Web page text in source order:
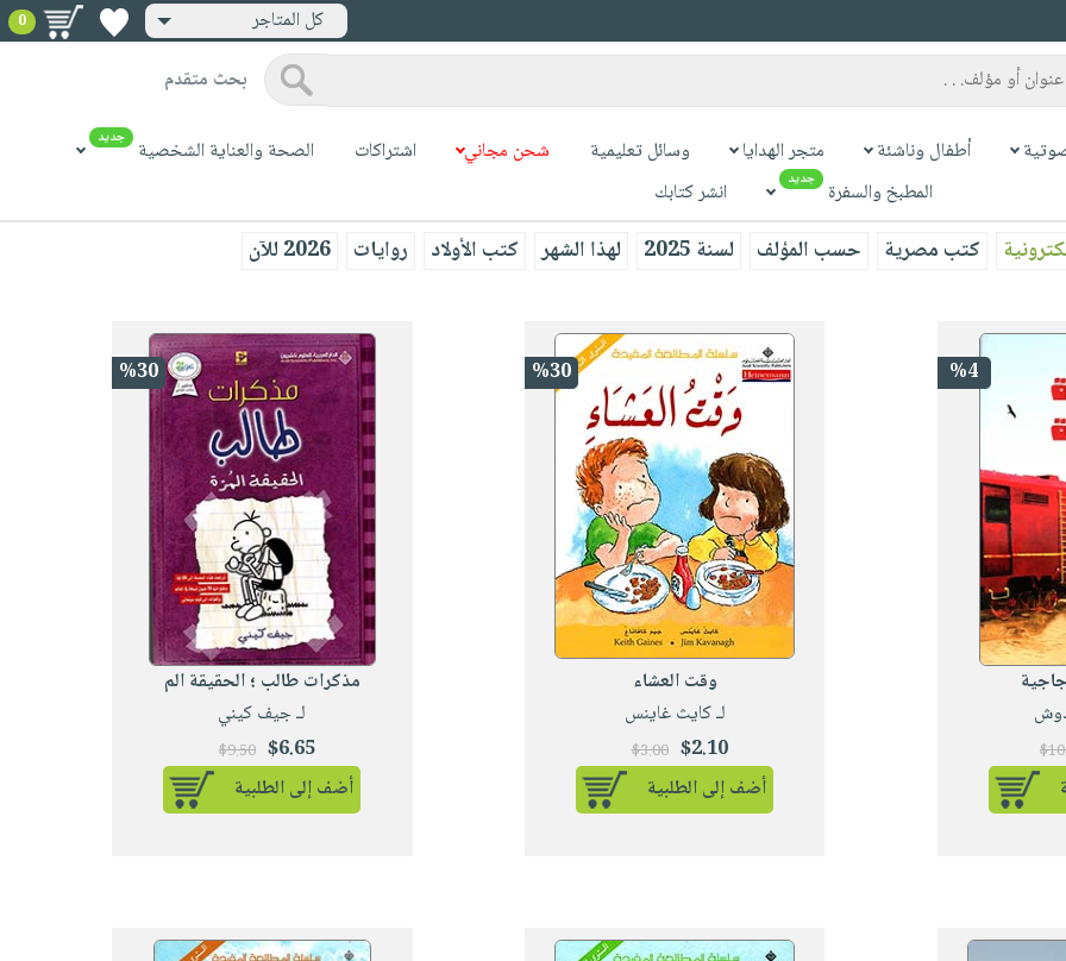
كل المتاجر 0
بحث متقدم
أطفال وناشئة متجر الهدايا وسائل تعليمية شحن مجاني اشتراكات الصحة والعناية الشخصية جديد
المطبخ والسفرة جديد انشر كتابك
كتب مصرية حسب المؤلف لسنة 2025 لهذا الشهر كتب الأولاد روايات 2026 للآن
%4
%30
وقت العشاء
لـ كايث غاينس
$2.10
$3.00
أضف إلى الطلبية
%30
مذكرات طالب ؛ الحقيقة الم
لـ جيف كيني
$6.65
$9.50
أضف إلى الطلبية